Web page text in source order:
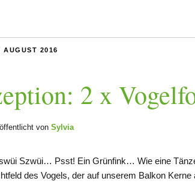
AUGUST 2016
2 x
von Sylvia
Szwüi… Psst! Ein Grünfink… Wie eine
des Vogels, der auf unserem Balkon